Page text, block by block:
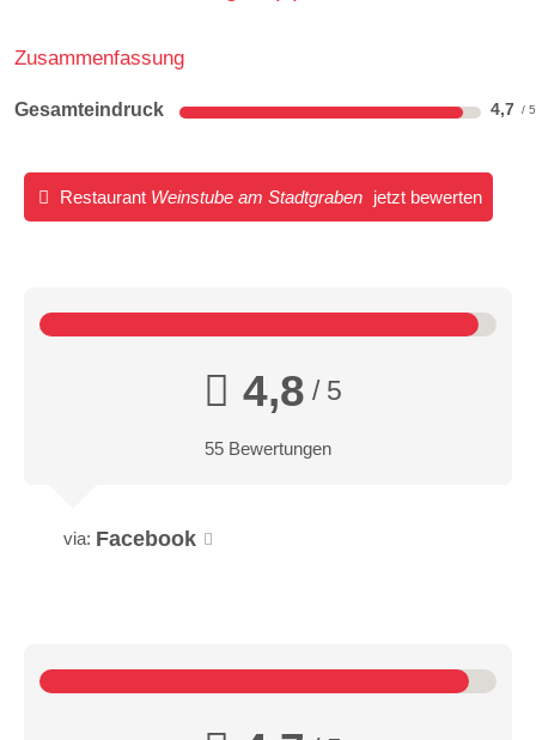
Zusammenfassung
Gesamteindruck 4,7
Restaurant Weinstube am Stadtgraben jetzt bewerten
4,8 / 5
55 Bewertungen
via: Facebook